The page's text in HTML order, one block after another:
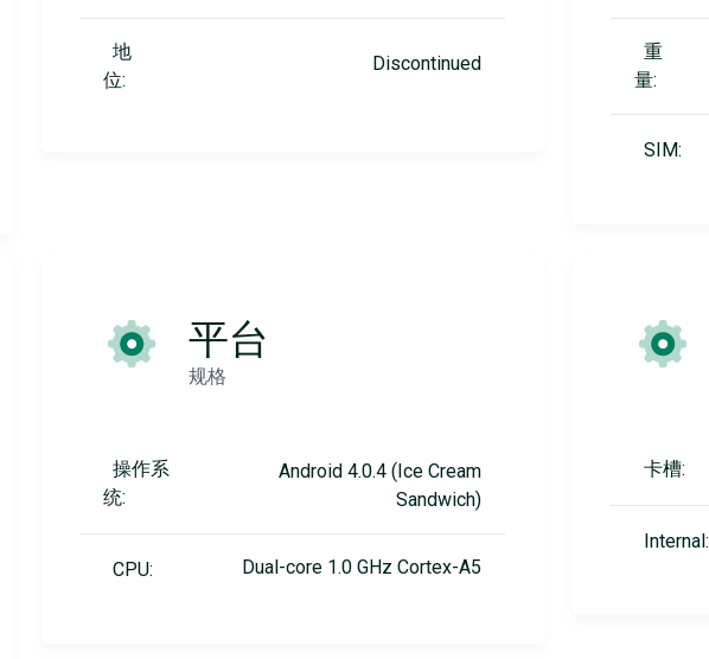
地
位:
Discontinued
重
量:
SIM:
平台
规格
操作系
统:
Android 4.0.4 (Ice Cream
Sandwich)
CPU: Dual-core 1.0 GHz Cortex-A5
卡槽:
Internal: